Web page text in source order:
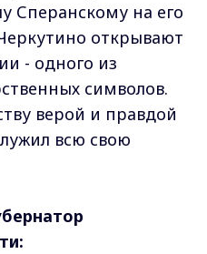
Сперанскому на его
открывают
- одного из
символов.
верой и правдой
всю свою